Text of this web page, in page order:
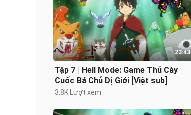
23:43
Tập 7 | Hell Mode: Game Thủ Cày
Cuốc Bá Chủ Dị Giới [Việt sub]
3.8K Lượt xem